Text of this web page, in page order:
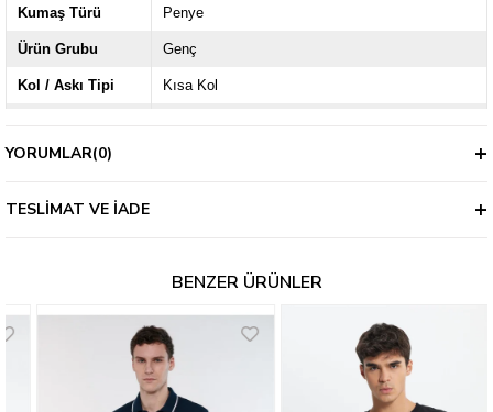
Kumaş Türü Penye
Ürün Grubu Genç
Kol / Askı Tipi Kısa Kol
Kalınlık
YORUMLAR(0)
TESLIMAT VE İADE
BENZER ÜRÜNLER